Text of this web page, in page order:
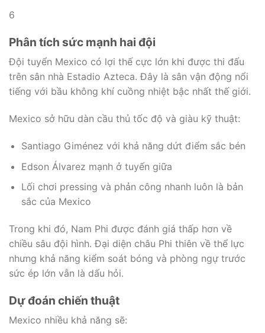
6
Phân tích sức mạnh hai đội
Đội tuyển Mexico có lợi thế cực lớn khi được thi đấu
trên sân nhà Estadio Azteca. Đây là sân vận động nổi
tiếng với bầu không khí cuồng nhiệt bậc nhất thế giới.
Mexico sở hữu dàn cầu thủ tốc độ và giàu kỹ thuật:
Santiago Giménez với khả năng dứt điểm sắc bén
Edson Álvarez mạnh ở tuyến giữa
Lối chơi pressing và phản công nhanh luôn là bản
sắc của Mexico
Trong khi đó, Nam Phi được đánh giá thấp hơn về
chiều sâu đội hình. Đại diện châu Phi thiên về thể lực
nhưng khả năng kiểm soát bóng và phòng ngự trước
sức ép lớn vẫn là dấu hỏi.
Dự đoán chiến thuật
Mexico nhiều khả năng sẽ: